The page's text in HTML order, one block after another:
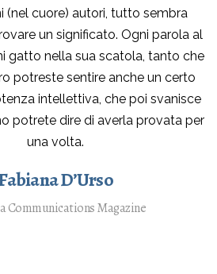
(nel cuore) autori, tutto sembra
un significato. Ogni parola al
gatto nella sua scatola, tanto che
potreste sentire anche un certo
intellettiva, che poi svanisce
potrete dire di averla provata per
una volta.
D’Urso
Communications Magazine